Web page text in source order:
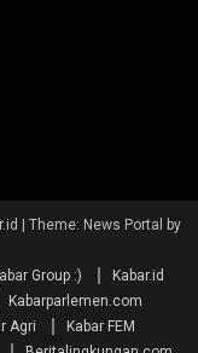
| Theme: News Portal by
Group :)
Kabar.id
Kabarparlemen.com
Agri
Kabar FEM